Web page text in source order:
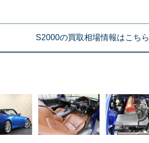
S2000の買取相場情報はこちら